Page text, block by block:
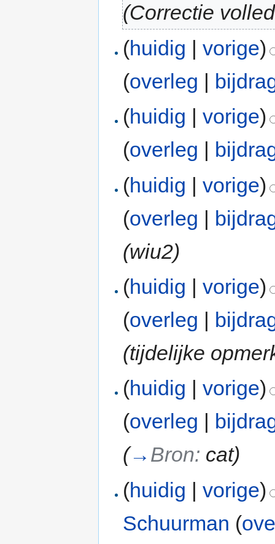
(Correctie
(huidig |vorige)
(overleg |
(huidig |vorige)
(overleg |
(huidig |vorige)
(overleg |
(wiu2)
(huidig |vorige)
(overleg |
(tijdelijke
(huidig |vorige)
(overleg
(→ Bron: cat)
(huidig |vorige)
Schuurman (